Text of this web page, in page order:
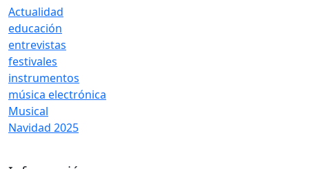
Actualidad
educación
entrevistas
festivales
instrumentos
música electrónica
Musical
Navidad 2025